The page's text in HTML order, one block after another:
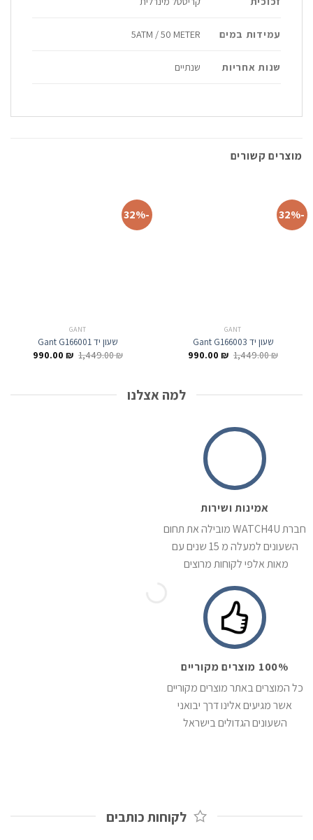
עמידות במים 5ATM / 50 METER
שנות אחריות שנתיים
מוצרים קשורים
-32%
GANT
שעון יד Gant G166003
1,449.00₪ המחיר990.00 ₪
-32%
GANT
שעון יד Gant G166001
1,449.00₪ המחיר990.00 ₪
למה אצלנו
אמינות ושירות
חברת WATCH4U מובילה את תחום
השעונים למעלה מ 15 שנים עם
מאות אלפי לקוחות מרוצים
100% מוצרים מקוריים
כל המוצרים באתר מוצרים מקוריים
אשר מגיעים אלינו דרך יבואני
השעונים הגדולים בישראל
לקוחות כותבים